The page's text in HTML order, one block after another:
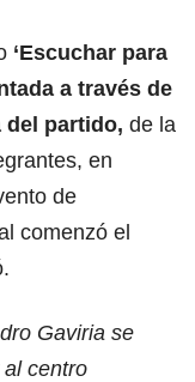
‘Escuchar para
a través de
del partido, de la
en
de
comenzó el
Gaviria se
centro